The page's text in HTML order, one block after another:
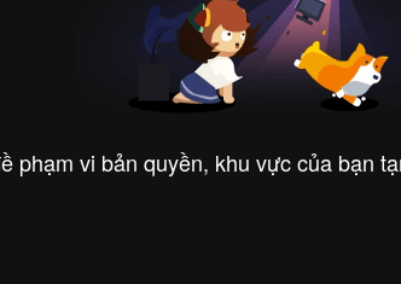
phạm vi bản quyền, khu vực của bạn